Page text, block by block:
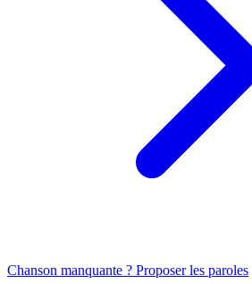
Chanson manquante ? Proposer les paroles